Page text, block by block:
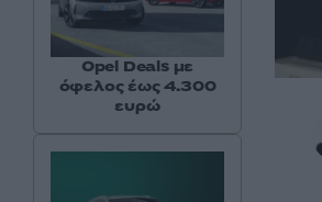
Opel Deals με
όφελος έως 4.300
ευρώ